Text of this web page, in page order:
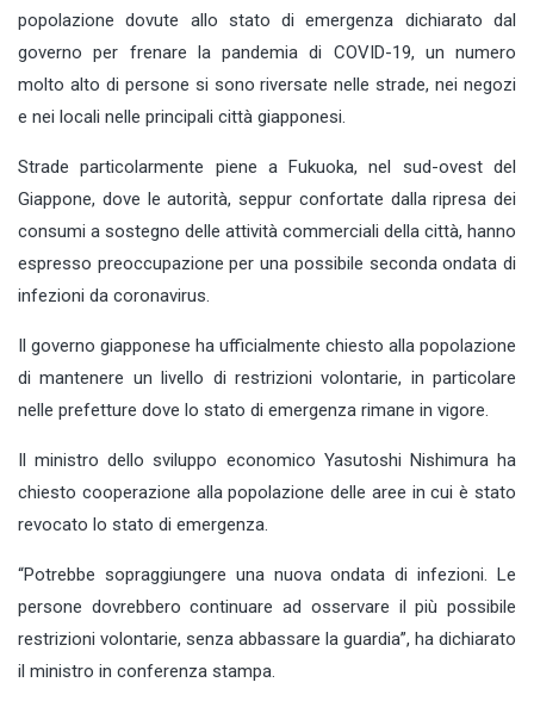
popolazione dovute allo stato di emergenza dichiarato dal
governo per frenare la pandemia di COVID-19, un numero
molto alto di persone si sono riversate nelle strade, nei negozi
e nei locali nelle principali città giapponesi.
Strade particolarmente piene a Fukuoka, nel sud-ovest del
Giappone, dove le autorità, seppur confortate dalla ripresa dei
consumi a sostegno delle attività commerciali della città, hanno
espresso preoccupazione per una possibile seconda ondata di
infezioni da coronavirus.
Il governo giapponese ha ufficialmente chiesto alla popolazione
di mantenere un livello di restrizioni volontarie, in particolare
nelle prefetture dove lo stato di emergenza rimane in vigore.
Il ministro dello sviluppo economico Yasutoshi Nishimura ha
chiesto cooperazione alla popolazione delle aree in cui è stato
revocato lo stato di emergenza.
“Potrebbe sopraggiungere una nuova ondata di infezioni. Le
persone dovrebbero continuare ad osservare il più possibile
restrizioni volontarie, senza abbassare la guardia”, ha dichiarato
il ministro in conferenza stampa.